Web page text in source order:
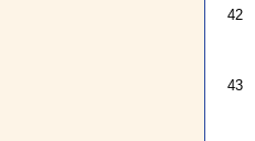
42
43